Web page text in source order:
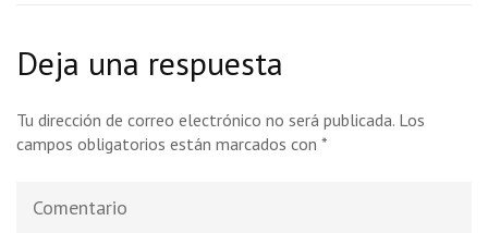
Deja una respuesta
Tu dirección de correo electrónico no será publicada. Los
campos obligatorios están marcados con *